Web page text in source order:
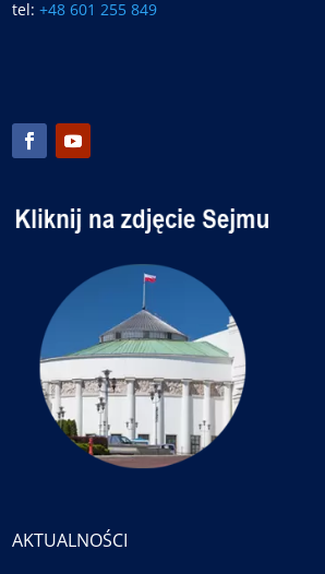
tel:+48 601 255 849
AKTUALNOŚCI